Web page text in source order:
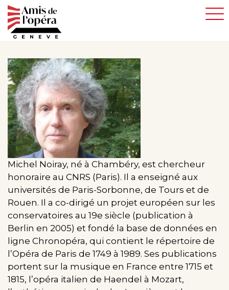
Aller
au
contenu
Michel Noiray, né à Chambéry, est chercheur
honoraire au CNRS (Paris). Il a enseigné aux
universités de Paris-Sorbonne, de Tours et de
Rouen. Il a co-dirigé un projet européen sur les
conservatoires au 19e siècle (publication à
Berlin en 2005) et fondé la base de données en
ligne Chronopéra, qui contient le répertoire de
l’Opéra de Paris de 1749 à 1989. Ses publications
portent sur la musique en France entre 1715 et
1815, l’opéra italien de Haendel à Mozart,